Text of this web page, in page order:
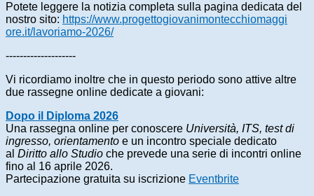
Potete leggere la notizia completa sulla pagina dedicata del
nostro sito: https://www.progettogiovanimontecchiomaggi
ore.it/lavoriamo-2026/
--------------------
Vi ricordiamo inoltre che in questo periodo sono attive altre
due rassegne online dedicate a giovani:
Dopo il Diploma 2026
Una rassegna online per conoscere Università, ITS, test di
ingresso, orientamento e un incontro speciale dedicato
al Diritto allo Studio che prevede una serie di incontri online
fino al 16 aprile 2026.
Partecipazione gratuita su iscrizione Eventbrite